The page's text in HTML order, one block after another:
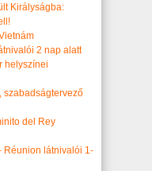
Királyságba:
2 nap alatt
helyszínei
szabadságtervező
del Rey
Réunion látnivalói 1-